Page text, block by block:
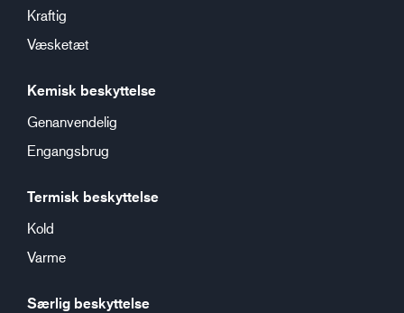
Kraftig
Væsketæt
Kemisk beskyttelse
Genanvendelig
Engangsbrug
Termisk beskyttelse
Kold
Varme
Særlig beskyttelse